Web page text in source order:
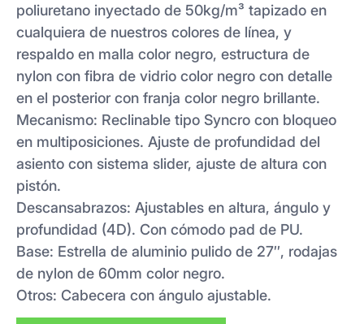
poliuretano inyectado de 50kg/m³ tapizado en
cualquiera de nuestros colores de línea, y
respaldo en malla color negro, estructura de
nylon con fibra de vidrio color negro con detalle
en el posterior con franja color negro brillante.
Mecanismo: Reclinable tipo Syncro con bloqueo
en multiposiciones. Ajuste de profundidad del
asiento con sistema slider, ajuste de altura con
pistón.
Descansabrazos: Ajustables en altura, ángulo y
profundidad (4D). Con cómodo pad de PU.
Base: Estrella de aluminio pulido de 27″, rodajas
de nylon de 60mm color negro.
Otros: Cabecera con ángulo ajustable.